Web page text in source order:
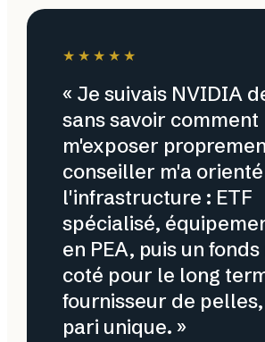
★★★★★
« Je suivais NVIDIA
sans savoir comment
m'exposer
conseiller m'a
l'infrastructure : ETF
spécialisé,
en PEA, puis un fonds
coté pour le long
fournisseur de
pari unique. »